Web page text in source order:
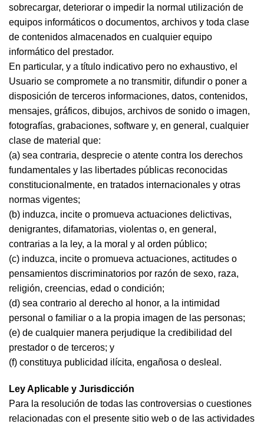
sobrecargar, deteriorar o impedir la normal utilización de
equipos informáticos o documentos, archivos y toda clase
de contenidos almacenados en cualquier equipo
informático del prestador.
En particular, y a título indicativo pero no exhaustivo, el
Usuario se compromete a no transmitir, difundir o poner a
disposición de terceros informaciones, datos, contenidos,
mensajes, gráficos, dibujos, archivos de sonido o imagen,
fotografías, grabaciones, software y, en general, cualquier
clase de material que:
(a) sea contraria, desprecie o atente contra los derechos
fundamentales y las libertades públicas reconocidas
constitucionalmente, en tratados internacionales y otras
normas vigentes;
(b) induzca, incite o promueva actuaciones delictivas,
denigrantes, difamatorias, violentas o, en general,
contrarias a la ley, a la moral y al orden público;
(c) induzca, incite o promueva actuaciones, actitudes o
pensamientos discriminatorios por razón de sexo, raza,
religión, creencias, edad o condición;
(d) sea contrario al derecho al honor, a la intimidad
personal o familiar o a la propia imagen de las personas;
(e) de cualquier manera perjudique la credibilidad del
prestador o de terceros; y
(f) constituya publicidad ilícita, engañosa o desleal.
Ley Aplicable y Jurisdicción
Para la resolución de todas las controversias o cuestiones
relacionadas con el presente sitio web o de las actividades